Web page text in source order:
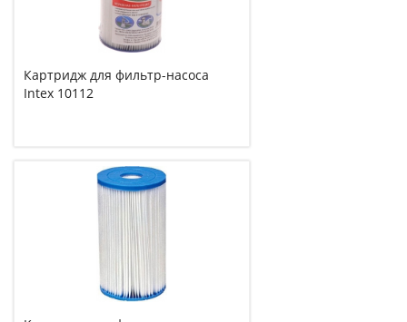
Картридж для фильтр-насоса
Intex 10112